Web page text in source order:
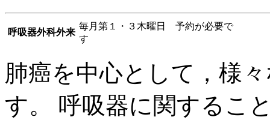
呼吸器外科外来
毎月第１・３木曜日 予約が必要で
す
肺癌を中心として，様
す。 呼吸器に関するこ